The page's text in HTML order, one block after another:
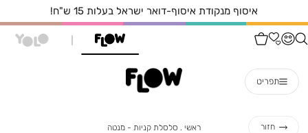
איסוף מנקודת איסוף-דואר ישראל בעלות 15 ש"ח!
תפריט
חזור ראשי ראשי
סלסלת קניות - מנטה